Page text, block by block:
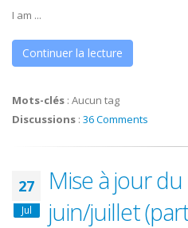
I am ...
Continuer la lecture
Mots-clés : Aucun tag
Discussions : 36 Comments
27
Jul
Mise à jour
juin/juillet